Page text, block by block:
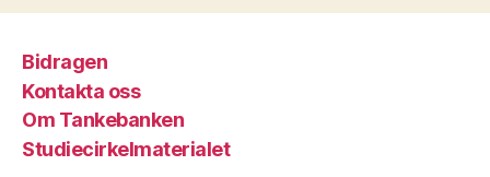
Bidragen
Kontakta oss
Om Tankebanken
Studiecirkelmaterialet